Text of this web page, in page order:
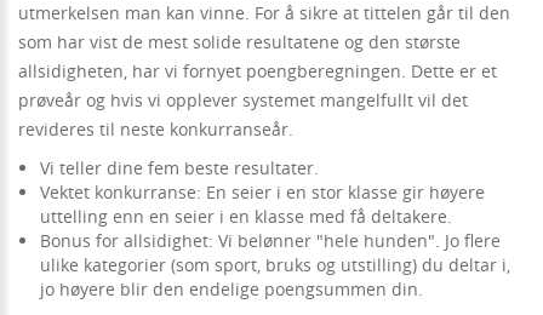
utmerkelsen man kan vinne. For å sikre at tittelen går til den
som har vist de mest solide resultatene og den største
allsidigheten, har vi fornyet poengberegningen. Dette er et
prøveår og hvis vi opplever systemet mangelfullt vil det
revideres til neste konkurranseår.
Vi teller dine fem beste resultater.
Vektet konkurranse: En seier i en stor klasse gir høyere
uttelling enn en seier i en klasse med få deltakere.
Bonus for allsidighet: Vi belønner "hele hunden". Jo flere
ulike kategorier (som sport, bruks og utstilling) du deltar i,
jo høyere blir den endelige poengsummen din.